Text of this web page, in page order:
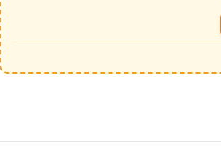
تأهب حكومي لحماية الاتصالات .. توجيهات
مصرع مسؤول مصري بطريقة مروعة